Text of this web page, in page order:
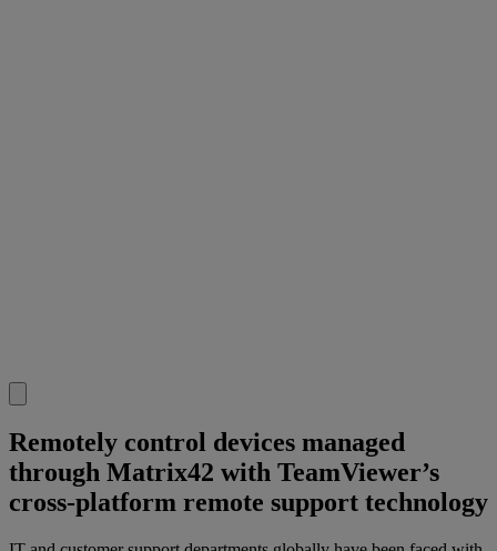
Remotely control devices managed
through Matrix42 with TeamViewer’s
cross-platform remote support technology